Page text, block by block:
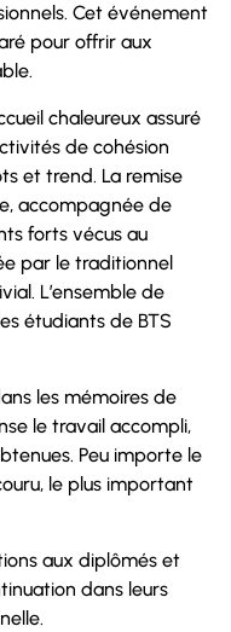
Cet événement
pour offrir aux
chaleureux assuré
de cohésion
et trend. La remise
accompagnée de
forts vécus au
par le traditionnel
L’ensemble de
étudiants de BTS
les mémoires de
le travail accompli,
Peu importe le
le plus important
aux diplômés et
dans leurs